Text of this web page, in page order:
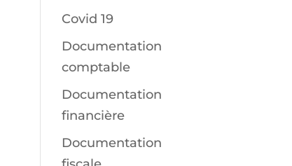
Covid 19
Documentation
comptable
Documentation
financière
Documentation